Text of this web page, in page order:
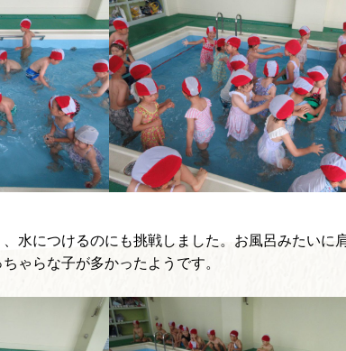
水につけるのにも挑戦しました。お風呂みたいに
ゃらな子が多かったようです。